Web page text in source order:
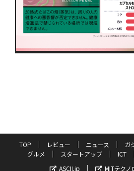
TOP レビュー ニュース ガ
グルメ
スタートアップ ICT
ASCII.jp
MITテクノ